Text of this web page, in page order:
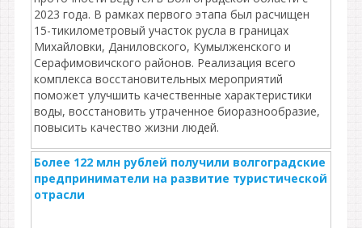
2023 года. В рамках первого этапа был расчищен
15-тикилометровый участок русла в границах
Михайловки, Даниловского, Кумылженского и
Серафимовичского районов. Реализация всего
комплекса восстановительных мероприятий
поможет улучшить качественные характеристики
воды, восстановить утраченное биоразнообразие,
повысить качество жизни людей.
Более 122 млн рублей получили волгоградские
предприниматели на развитие туристической
отрасли